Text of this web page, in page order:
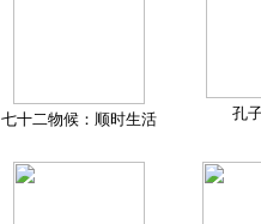
七十二物候：顺时生活 孔